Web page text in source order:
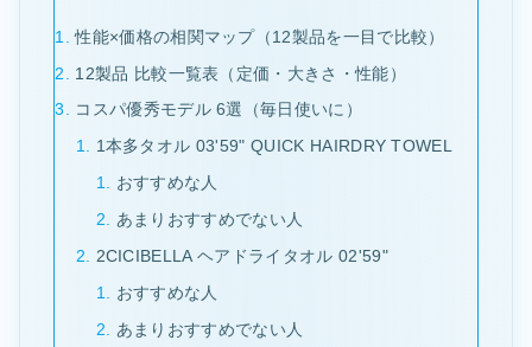
性能×価格の相関マップ（12製品を一目で比較）
12製品 比較一覧表（定価・大きさ・性能）
コスパ優秀モデル 6選（毎日使いに）
1本多タオル 03'59" QUICK HAIRDRY TOWEL
おすすめな人
あまりおすすめでない人
2CICIBELLA ヘアドライタオル 02'59"
おすすめな人
あまりおすすめでない人